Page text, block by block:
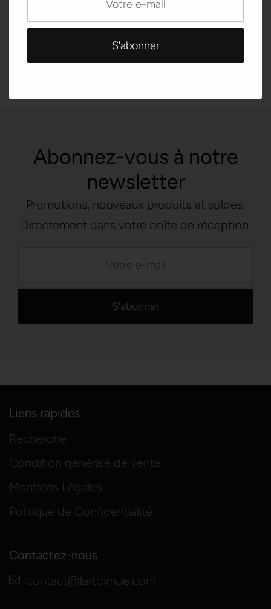
Date de livraison estimée :
Abonnez-vous à notre
newsletter
Promotions, nouveaux produits et soldes.
Directement dans votre boîte de réception.
Liens rapides
Recherche
Condition générale de vente
Mentions Légales
Politique de Confidentialité
Contactez-nous
contact@lartdimue.com